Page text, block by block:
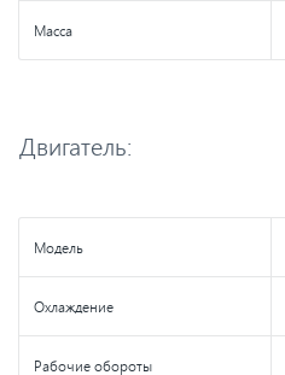
Масса
Двигатель:
Модель
Охлаждение
Рабочие обороты